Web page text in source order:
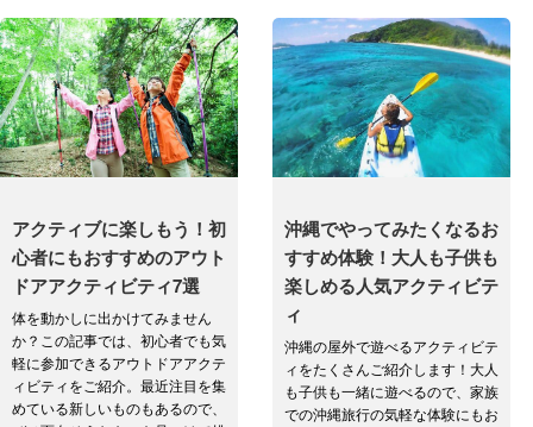
アクティブに楽しもう！初
心者にもおすすめのアウト
ドアアクティビティ7選
体を動かしに出かけてみません
か？この記事では、初心者でも気
軽に参加できるアウトドアアクテ
ィビティをご紹介。最近注目を集
めている新しいものもあるので、
沖縄でやってみたくなるお
すすめ体験！大人も子供も
楽しめる人気アクティビテ
ィ
沖縄の屋外で遊べるアクティビテ
ィをたくさんご紹介します！大人
も子供も一緒に遊べるので、家族
での沖縄旅行の気軽な体験にもお